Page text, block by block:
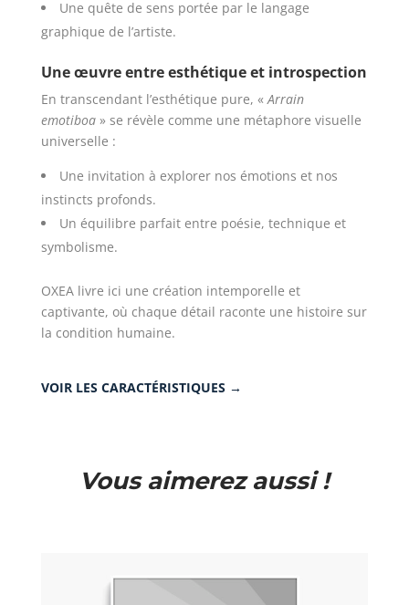
Une quête de sens portée par le langage
graphique de l’artiste.
Une œuvre entre esthétique et introspection
En transcendant l’esthétique pure, «Arrain
emotiboa » se révèle comme une métaphore visuelle
universelle :
Une invitation à explorer nos émotions et nos
instincts profonds.
Un équilibre parfait entre poésie, technique et
symbolisme.
OXEA livre ici une création intemporelle et
captivante, où chaque détail raconte une histoire sur
la condition humaine.
VOIR LES CARACTÉRISTIQUES →
Vous aimerez aussi !